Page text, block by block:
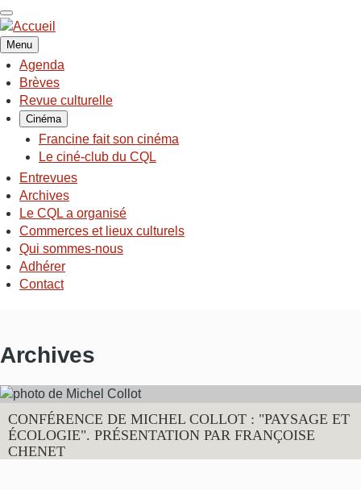
Aller
au
contenu
principal
Menu
NAVIGATION
PRINCIPALE
Agenda
Brèves
Revue culturelle
Cinéma
Francine fait son cinéma
Le ciné-club du CQL
Entrevues
Archives
Le CQL a organisé
Commerces et lieux culturels
Qui sommes-nous
Adhérer
Contact
Archives
CONFÉRENCE DE MICHEL COLLOT : "PAYSAGE ET
ÉCOLOGIE". PRÉSENTATION PAR FRANÇOISE
CHENET